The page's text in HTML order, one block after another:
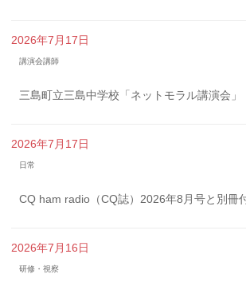
2026年7月17日
講演会講師
三島町立三島中学校「ネットモラル講演会」
2026年7月17日
日常
CQ ham radio（CQ誌）2026年8月号と別冊
2026年7月16日
研修・視察